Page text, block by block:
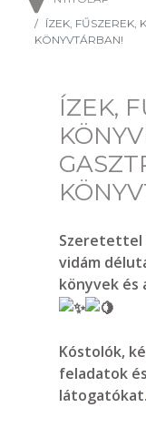
ÍZEK, FŰSZEREK,
KÖNYVTÁRBAN!
ÍZEK,
Szeretettel
vidám
könyvek és
Kóstolók,
feladatok
látogatókat.